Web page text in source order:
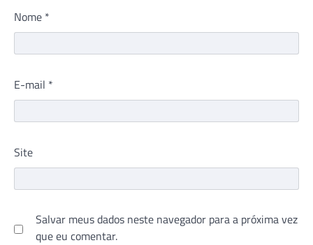
Nome *
E-mail *
Site
Salvar meus dados neste navegador para a próxima vez
que eu comentar.